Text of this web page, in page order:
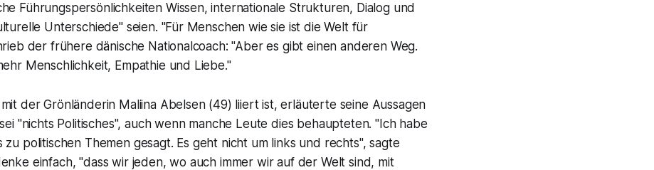
Führungspersönlichkeiten Wissen, internationale Strukturen, Dialog und
Unterschiede" seien. "Für Menschen wie sie ist die Welt für
der frühere dänische Nationalcoach: "Aber es gibt einen anderen Weg.
Menschlichkeit, Empathie und Liebe."
der Grönländerin Maliina Abelsen (49) liiert ist, erläuterte seine Aussagen
"nichts Politisches", auch wenn manche Leute dies behaupteten. "Ich habe
zu politischen Themen gesagt. Es geht nicht um links und rechts", sagte
einfach, "dass wir jeden, wo auch immer wir auf der Welt sind, mit